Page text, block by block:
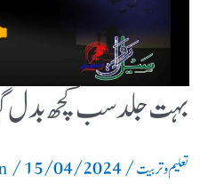
بہت جلد سب کچھ بدل
تعلیم و تربیت/
/15/04/2024